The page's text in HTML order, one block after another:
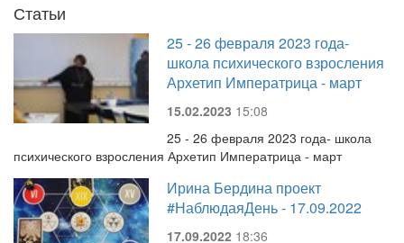
Статьи
25 - 26 февраля 2023 года-
школа психического взросления
Архетип Императрица - март
15.02.2023 15:08
25 - 26 февраля 2023 года- школа
психического взросления Архетип Императрица - март
Ирина Бердина проект
#НаблюдаяДень - 17.09.2022
17.09.2022 18:36